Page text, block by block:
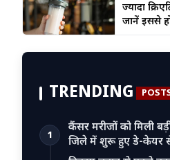
ज्यादा
जानें इससे
TRENDING
1
कैंसर मरीजों को मिली
जिले में शुरू हुए डे-केयर